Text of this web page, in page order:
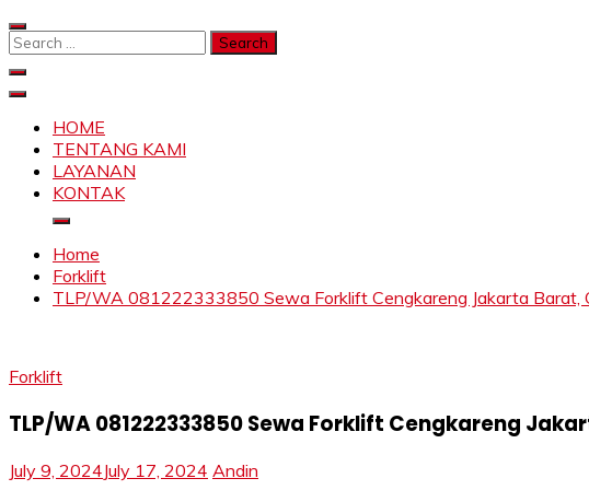
Skip
to
Search
HOME
TENTANG KAMI
LAYANAN
KONTAK
Home
Forklift
TLP/WA 081222333850 Sewa Forklift Cengkareng Jakarta Barat,
Forklift
TLP/WA 081222333850 Sewa Forklift Cengkareng
July 9, 2024July 17, 2024 Andin